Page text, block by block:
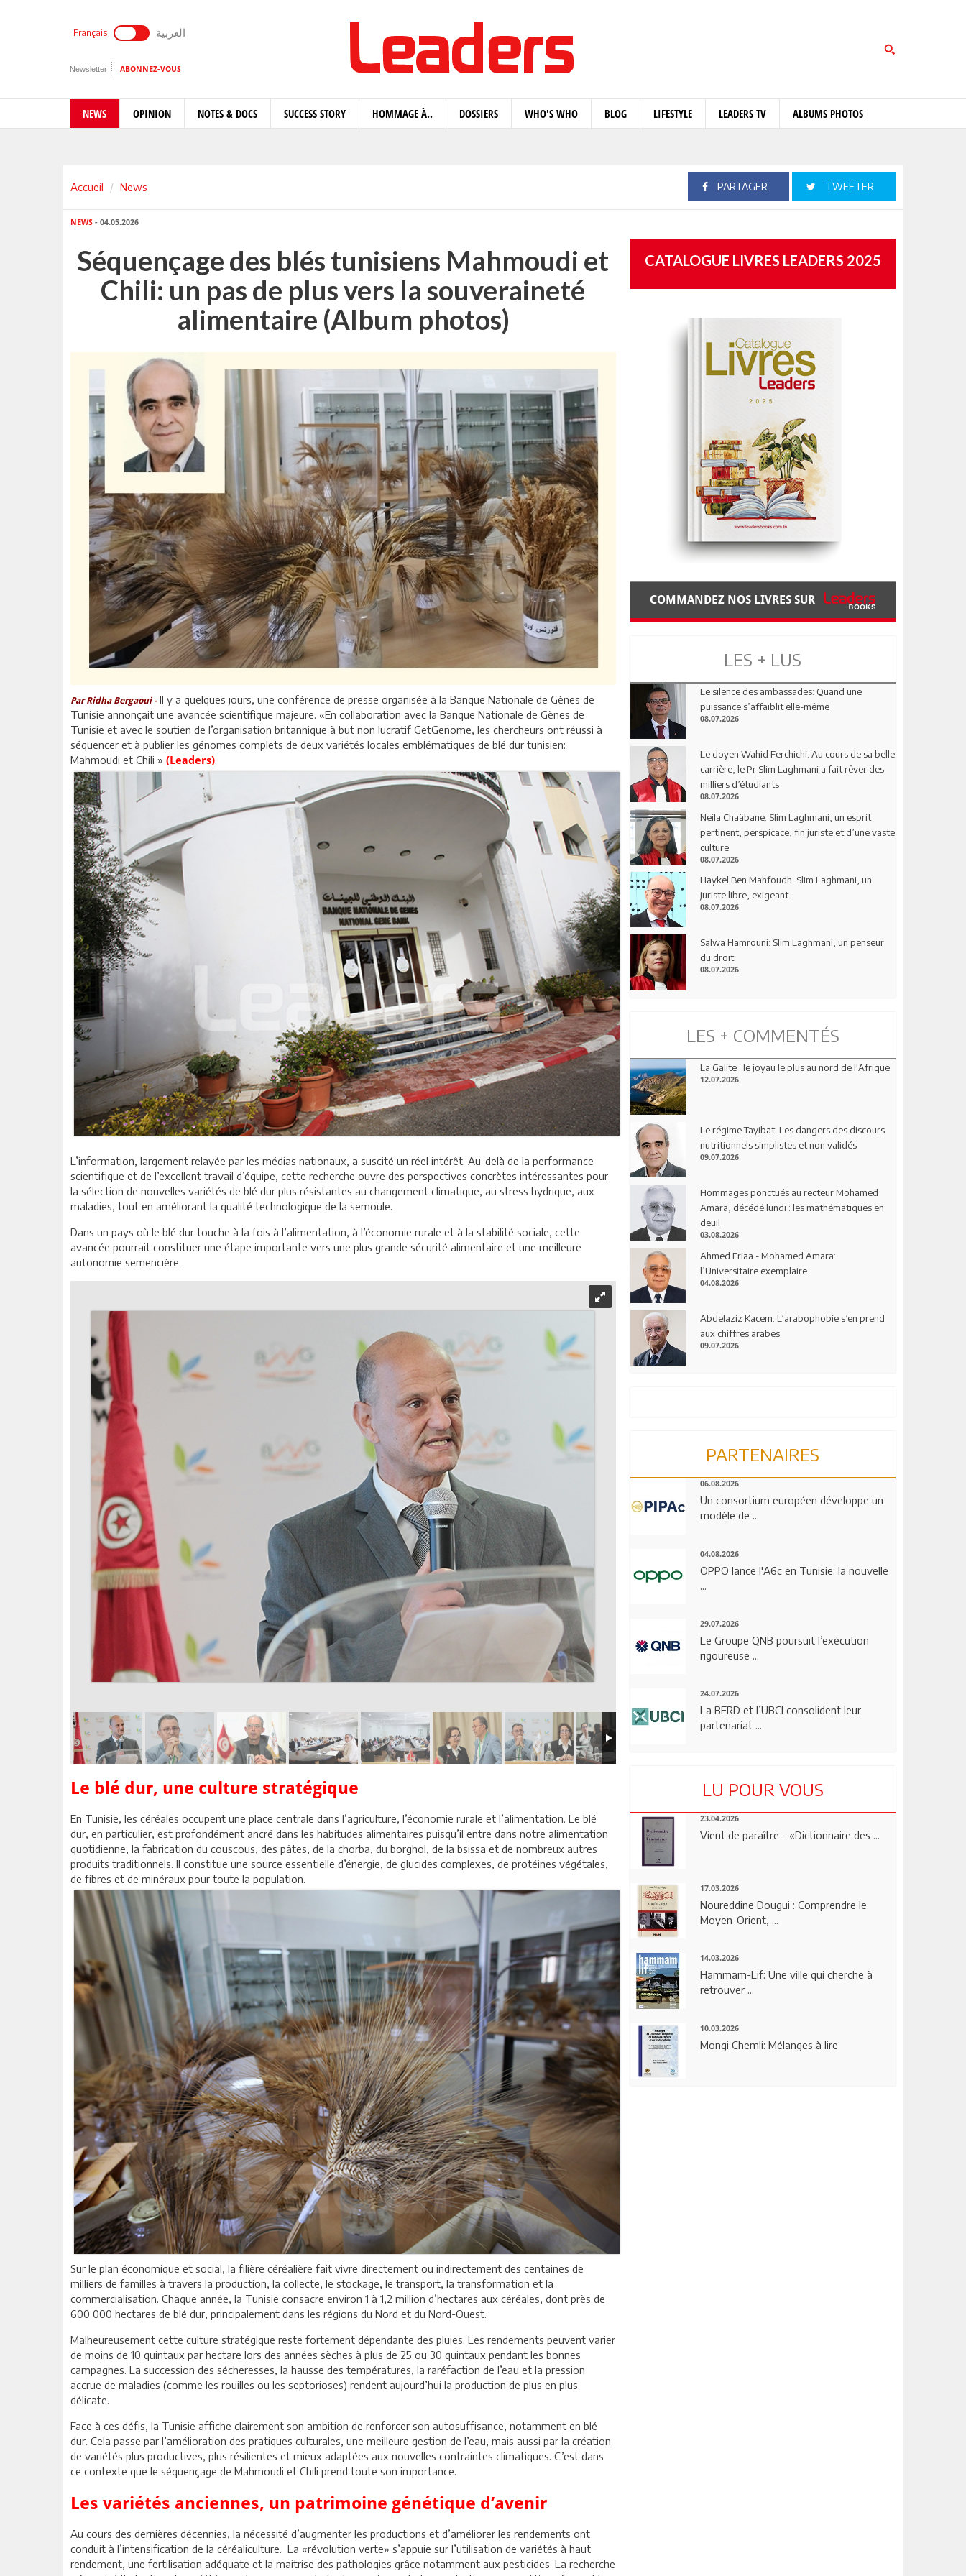
Français العربية
Newsletter ABONNEZ-VOUS
NEWS OPINION NOTES & DOCS SUCCESS STORY HOMMAGE À.. DOSSIERS WHO'S WHO BLOG LIFESTYLE LEADERS TV ALBUMS PHOTOS
Accueil News PARTAGER TWEETER
NEWS - 04.05.2026
Séquençage des blés tunisiens Mahmoudi et
Chili: un pas de plus vers la souveraineté
alimentaire (Album photos)
Par Ridha Bergaoui -Il y a quelques jours, une conférence de presse organisée à la Banque Nationale de Gènes de
Tunisie annonçait une avancée scientifique majeure. «En collaboration avec la Banque Nationale de Gènes de
Tunisie et avec le soutien de l’organisation britannique à but non lucratif GetGenome, les chercheurs ont réussi à
séquencer et à publier les génomes complets de deux variétés locales emblématiques de blé dur tunisien:
Mahmoudi et Chili » (Leaders).
L’information, largement relayée par les médias nationaux, a suscité un réel intérêt. Au-delà de la performance
scientifique et de l’excellent travail d’équipe, cette recherche ouvre des perspectives concrètes intéressantes pour
la sélection de nouvelles variétés de blé dur plus résistantes au changement climatique, au stress hydrique, aux
maladies, tout en améliorant la qualité technologique de la semoule.
Dans un pays où le blé dur touche à la fois à l’alimentation, à l’économie rurale et à la stabilité sociale, cette
avancée pourrait constituer une étape importante vers une plus grande sécurité alimentaire et une meilleure
autonomie semencière.
Le blé dur, une culture stratégique
En Tunisie, les céréales occupent une place centrale dans l’agriculture, l’économie rurale et l’alimentation. Le blé
dur, en particulier, est profondément ancré dans les habitudes alimentaires puisqu’il entre dans notre alimentation
quotidienne, la fabrication du couscous, des pâtes, de la chorba, du borghol, de la bsissa et de nombreux autres
produits traditionnels. Il constitue une source essentielle d’énergie, de glucides complexes, de protéines végétales,
de fibres et de minéraux pour toute la population.
Sur le plan économique et social, la filière céréalière fait vivre directement ou indirectement des centaines de
milliers de familles à travers la production, la collecte, le stockage, le transport, la transformation et la
commercialisation. Chaque année, la Tunisie consacre environ 1 à 1,2 million d’hectares aux céréales, dont près de
600 000 hectares de blé dur, principalement dans les régions du Nord et du Nord-Ouest.
Malheureusement cette culture stratégique reste fortement dépendante des pluies. Les rendements peuvent varier
de moins de 10 quintaux par hectare lors des années sèches à plus de 25 ou 30 quintaux pendant les bonnes
campagnes. La succession des sécheresses, la hausse des températures, la raréfaction de l’eau et la pression
accrue de maladies (comme les rouilles ou les septorioses) rendent aujourd’hui la production de plus en plus
délicate.
Face à ces défis, la Tunisie affiche clairement son ambition de renforcer son autosuffisance, notamment en blé
dur. Cela passe par l’amélioration des pratiques culturales, une meilleure gestion de l’eau, mais aussi par la création
de variétés plus productives, plus résilientes et mieux adaptées aux nouvelles contraintes climatiques. C’est dans
ce contexte que le séquençage de Mahmoudi et Chili prend toute son importance.
Les variétés anciennes, un patrimoine génétique d’avenir
Au cours des dernières décennies, la nécessité d’augmenter les productions et d’améliorer les rendements ont
conduit à l’intensification de la céréaliculture. La «révolution verte» s’appuie sur l’utilisation de variétés à haut
rendement, une fertilisation adéquate et la maitrise des pathologies grâce notamment aux pesticides. La recherche
CATALOGUE LIVRES LEADERS 2025
COMMANDEZ NOS LIVRES SUR
LES + LUS
Le silence des ambassades: Quand une
puissance s’affaiblit elle-même
08.07.2026
Le doyen Wahid Ferchichi: Au cours de sa belle
carrière, le Pr Slim Laghmani a fait rêver des
milliers d’étudiants
08.07.2026
Neila Chaâbane: Slim Laghmani, un esprit
pertinent, perspicace, fin juriste et d’une vaste
culture
08.07.2026
Haykel Ben Mahfoudh: Slim Laghmani, un
juriste libre, exigeant
08.07.2026
Salwa Hamrouni: Slim Laghmani, un penseur
du droit
08.07.2026
LES + COMMENTÉS
La Galite : le joyau le plus au nord de l'Afrique
12.07.2026
Le régime Tayibat: Les dangers des discours
nutritionnels simplistes et non validés
09.07.2026
Hommages ponctués au recteur Mohamed
Amara, décédé lundi : les mathématiques en
deuil
03.08.2026
Ahmed Friaa - Mohamed Amara:
l’Universitaire exemplaire
04.08.2026
Abdelaziz Kacem: L’arabophobie s’en prend
aux chiffres arabes
09.07.2026
PARTENAIRES
06.08.2026
Un consortium européen développe un
modèle de ...
04.08.2026
OPPO lance l'A6c en Tunisie: la nouvelle
...
29.07.2026
Le Groupe QNB poursuit l’exécution
rigoureuse ...
24.07.2026
La BERD et l’UBCI consolident leur
partenariat ...
LU POUR VOUS
23.04.2026
Vient de paraître - «Dictionnaire des ...
17.03.2026
Noureddine Dougui : Comprendre le
Moyen-Orient, ...
14.03.2026
Hammam-Lif: Une ville qui cherche à
retrouver ...
10.03.2026
Mongi Chemli: Mélanges à lire